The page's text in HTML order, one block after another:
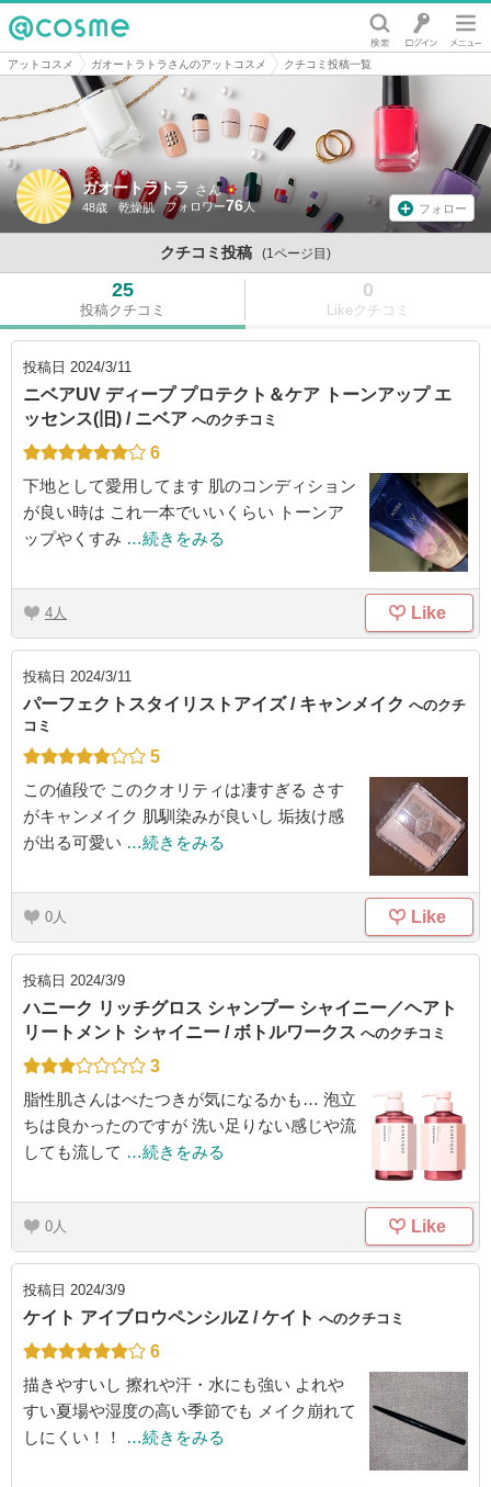
@cosme
アットコスメ ガオートラトラさんのアットコスメ クチコミ投稿一覧
ガオートラトラ さん
48歳 乾燥肌 76 フォロー
クチコミ投稿 (1ページ目)
25
投稿クチコミ
0
Likeクチコミ
投稿日 2024/3/11
ニベアUV ディープ プロテクト＆ケア トーンアップ エ
ッセンス(旧) / ニベア へのクチコミ
6
下地として愛用してます 肌のコンディション
が良い時は これ一本でいいくらい トーンア
ップやくすみ …続きをみる
4 Like
投稿日 2024/3/11
パーフェクトスタイリストアイズ / キャンメイク へのクチ
コミ
5
この値段で このクオリティは凄すぎる さす
がキャンメイク 肌馴染みが良いし 垢抜け感
が出る可愛い …続きをみる
0 Like
投稿日 2024/3/9
ハニーク リッチグロス シャンプー シャイニー／ヘアト
リートメント シャイニー / ボトルワークス へのクチコミ
3
脂性肌さんはべたつきが気になるかも… 泡立
ちは良かったのですが 洗い足りない感じや流
しても流して …続きをみる
0 Like
投稿日 2024/3/9
ケイト アイブロウペンシルZ / ケイト へのクチコミ
6
描きやすいし 擦れや汗・水にも強い よれや
すい夏場や湿度の高い季節でも メイク崩れて
しにくい！！
…続きをみる